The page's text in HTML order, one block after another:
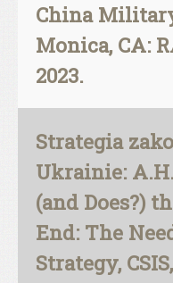
China
Monica, CA:
2023.
Strategia
Ukrainie:
(and Does?)
End: The
Strategy,